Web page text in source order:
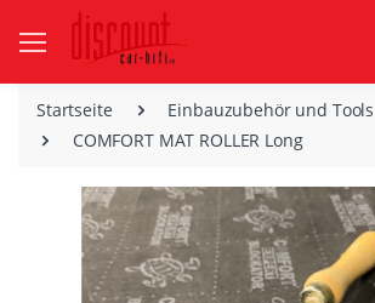
Startseite
Einbauzubehör und Tools
COMFORT MAT ROLLER Long